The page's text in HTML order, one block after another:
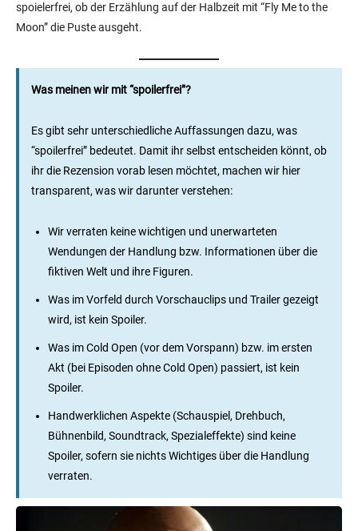
spoielerfrei, ob der Erzählung auf der Halbzeit mit “Fly Me to the
Moon” die Puste ausgeht.
Was meinen wir mit “spoilerfrei”?
Es gibt sehr unterschiedliche Auffassungen dazu, was
“spoilerfrei” bedeutet. Damit ihr selbst entscheiden könnt, ob
ihr die Rezension vorab lesen möchtet, machen wir hier
transparent, was wir darunter verstehen:
Wir verraten keine wichtigen und unerwarteten
Wendungen der Handlung bzw. Informationen über die
fiktiven Welt und ihre Figuren.
Was im Vorfeld durch Vorschauclips und Trailer gezeigt
wird, ist kein Spoiler.
Was im Cold Open (vor dem Vorspann) bzw. im ersten
Akt (bei Episoden ohne Cold Open) passiert, ist kein
Spoiler.
Handwerklichen Aspekte (Schauspiel, Drehbuch,
Bühnenbild, Soundtrack, Spezialeffekte) sind keine
Spoiler, sofern sie nichts Wichtiges über die Handlung
verraten.